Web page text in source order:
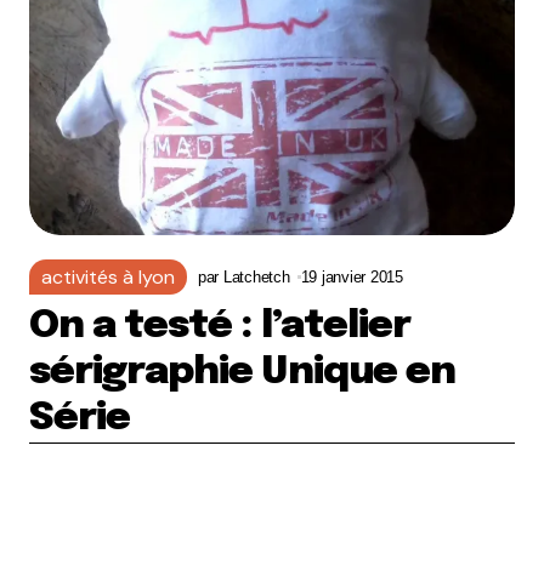
activités à lyon par Latchetch 19 janvier 2015
On a testé : l’atelier
sérigraphie Unique en
Série